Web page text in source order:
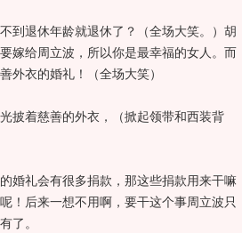
退休年龄就退休了？（全场大笑。）胡
嫁给周立波，所以你是最幸福的女人。而
外衣的婚礼！（全场大笑）
着慈善的外衣，（掀起领带和西装背
礼会有很多捐款，那这些捐款用来干嘛
！后来一想不用啊，要干这个事周立波只
了。